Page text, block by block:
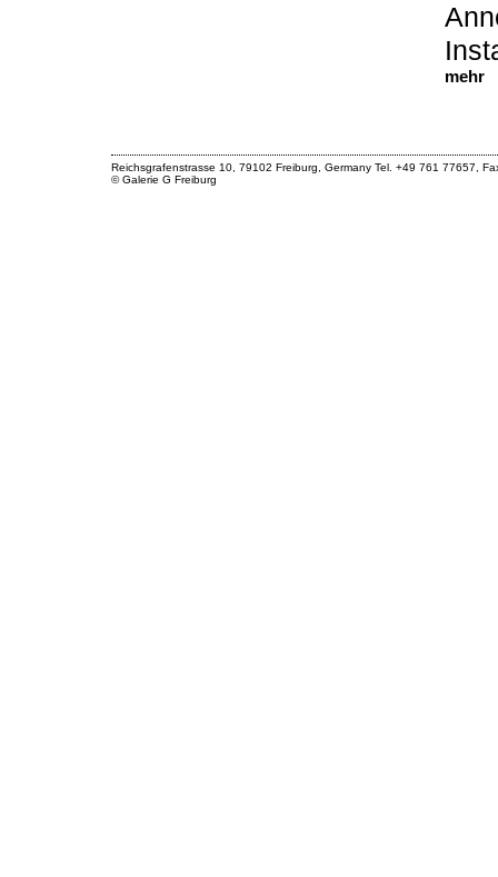
mehr
Reichsgrafenstrasse 10, 79102 Freiburg, Germany Tel. +49 761 77657,
© Galerie G Freiburg